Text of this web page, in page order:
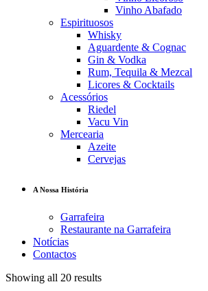
Vinho Abafado
Espirituosos
Whisky
Aguardente & Cognac
Gin & Vodka
Rum, Tequila & Mezcal
Licores & Cocktails
Acessórios
Riedel
Vacu Vin
Mercearia
Azeite
Cervejas
A Nossa História
Garrafeira
Restaurante na Garrafeira
Notícias
Contactos
Showing all 20 results